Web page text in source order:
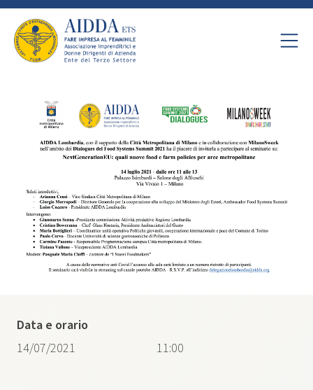
Data e orario
14/07/2021
11:00